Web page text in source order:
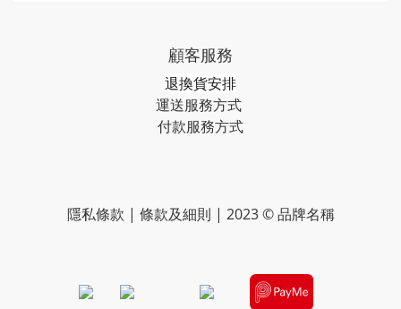
顧客服務
退換貨安排
運送服務方式
付款服務方式​​​
隱私條款 | 條款及細則 | 2023 © 品牌名稱